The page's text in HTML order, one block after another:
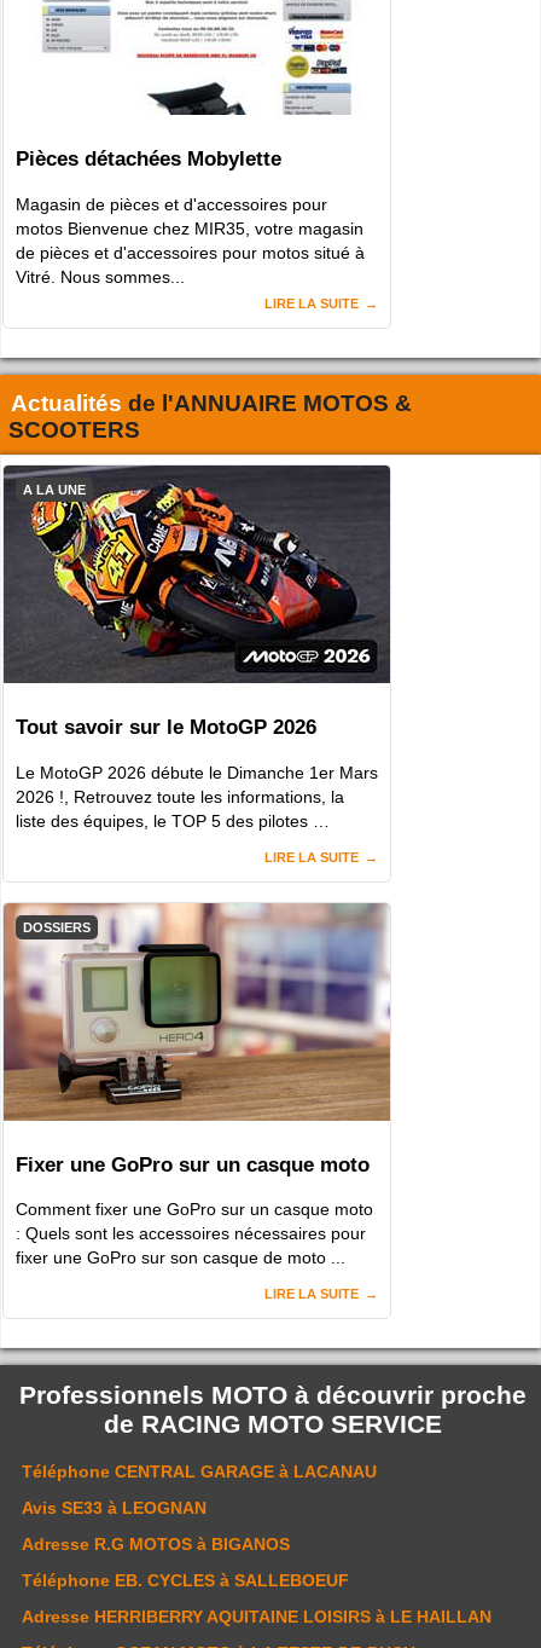
Pièces détachées Mobylette
Magasin de pièces et d'accessoires pour
motos Bienvenue chez MIR35, votre magasin
de pièces et d'accessoires pour motos situé à
Vitré. Nous sommes...
LIRE LA SUITE
Actualités de l'ANNUAIRE MOTOS &
SCOOTERS
A LA UNE
Tout savoir sur le MotoGP 2026
Le MotoGP 2026 débute le Dimanche 1er Mars
2026 !, Retrouvez toute les informations, la
liste des équipes, le TOP 5 des pilotes …
LIRE LA SUITE
DOSSIERS
Fixer une GoPro sur un casque moto
Comment fixer une GoPro sur un casque moto
: Quels sont les accessoires nécessaires pour
fixer une GoPro sur son casque de moto ...
LIRE LA SUITE
Professionnels MOTO à découvrir proche
de RACING MOTO SERVICE
Téléphone CENTRAL GARAGE à LACANAU
Avis SE33 à LEOGNAN
Adresse R.G MOTOS à BIGANOS
Téléphone EB. CYCLES à SALLEBOEUF
Adresse HERRIBERRY AQUITAINE LOISIRS à LE HAILLAN